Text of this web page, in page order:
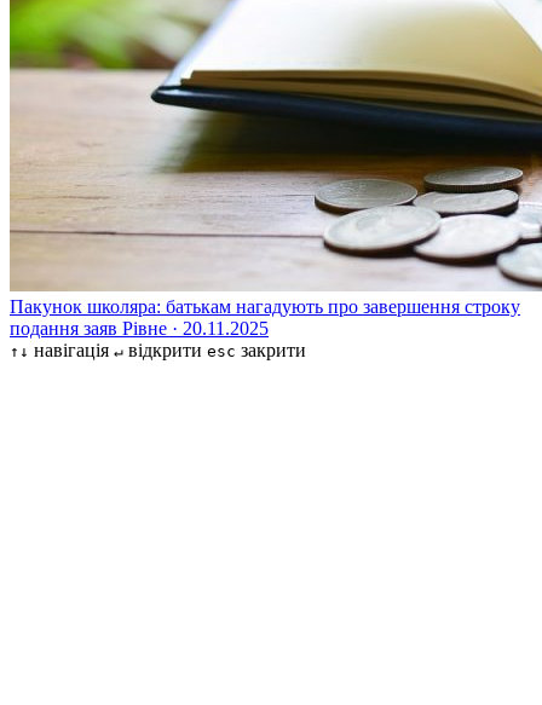
Пакунок школяра: батькам нагадують про завершення строку
подання заяв Рівне · 20.11.2025
↑↓ навігація ↵ відкрити esc закрити